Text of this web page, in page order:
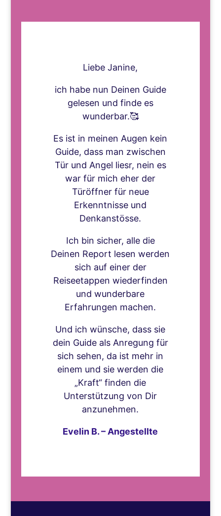
Liebe Janine,
ich habe nun Deinen Guide
gelesen und finde es
wunderbar.🥰
Es ist in meinen Augen kein
Guide, dass man zwischen
Tür und Angel liesr, nein es
war für mich eher der
Türöffner für neue
Erkenntnisse und
Denkanstösse.
Ich bin sicher, alle die
Deinen Report lesen werden
sich auf einer der
Reiseetappen wiederfinden
und wunderbare
Erfahrungen machen.
Und ich wünsche, dass sie
dein Guide als Anregung für
sich sehen, da ist mehr in
einem und sie werden die
„Kraft“ finden die
Unterstützung von Dir
anzunehmen.
Evelin B. – Angestellte